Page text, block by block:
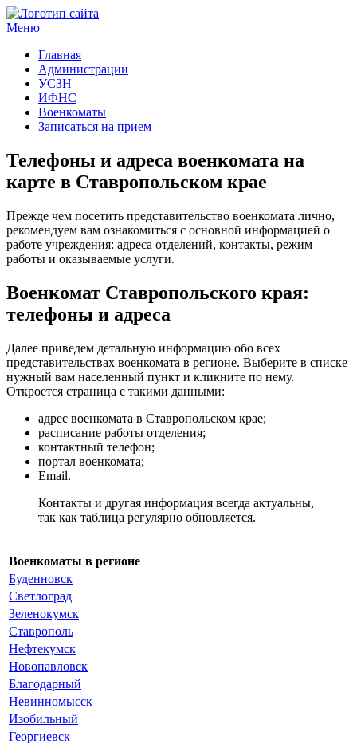
Меню
Главная
Администрации
УСЗН
ИФНС
Военкоматы
Записаться на прием
Телефоны и адреса военкомата на
карте в Ставропольском крае
Прежде чем посетить представительство военкомата лично,
рекомендуем вам ознакомиться с основной информацией о
работе учреждения: адреса отделений, контакты, режим
работы и оказываемые услуги.
Военкомат Ставропольского края:
телефоны и адреса
Далее приведем детальную информацию обо всех
представительствах военкомата в регионе. Выберите в списке
нужный вам населенный пункт и кликните по нему.
Откроется страница с такими данными:
адрес военкомата в Ставропольском крае;
расписание работы отделения;
контактный телефон;
портал военкомата;
Email.
Контакты и другая информация всегда актуальны,
так как таблица регулярно обновляется.
Военкоматы в регионе
Буденновск
Светлоград
Зеленокумск
Ставрополь
Нефтекумск
Новопавловск
Благодарный
Невинномысск
Изобильный
Георгиевск